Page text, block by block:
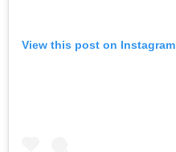
View this post on Instagram